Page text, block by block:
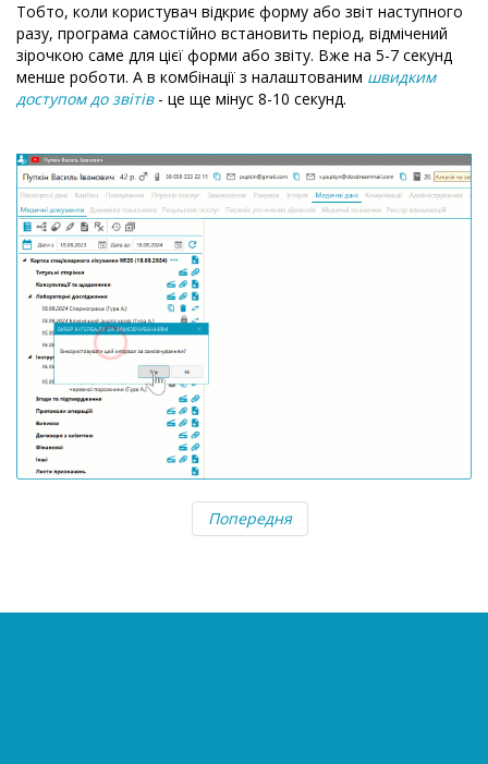
Тобто, коли користувач відкриє форму або звіт наступного
разу, програма самостійно встановить період, відмічений
зірочкою саме для цієї форми або звіту. Вже на 5-7 секунд
менше роботи. А в комбінації з налаштованим швидким
доступом до звітів- це ще мінус 8-10 секунд.
Попередня